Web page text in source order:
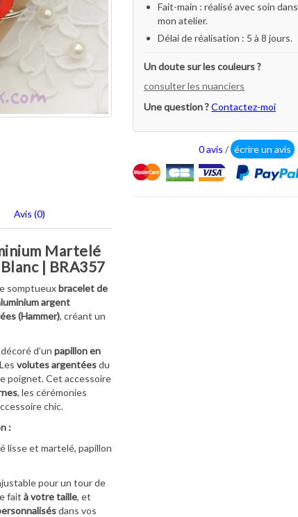
Avis (0)
Martelé
| BRA357
somptueuxbracelet de
argent
(Hammer), créant un
d’un papillon en
volutes argentéesdu
poignet. Cet accessoire
, les cérémonies
chic.
:
lisse et martelé, papillon
pour un tour de
fait à votre taille, et
dans vos
Fait-main : réalisé avec soin dans
mon atelier.
Délai de réalisation : 5 à 8 jours.
Un doute sur les couleurs ?
consulter les nuanciers
Une question ?Contactez-moi
0 avis / écrire un avis